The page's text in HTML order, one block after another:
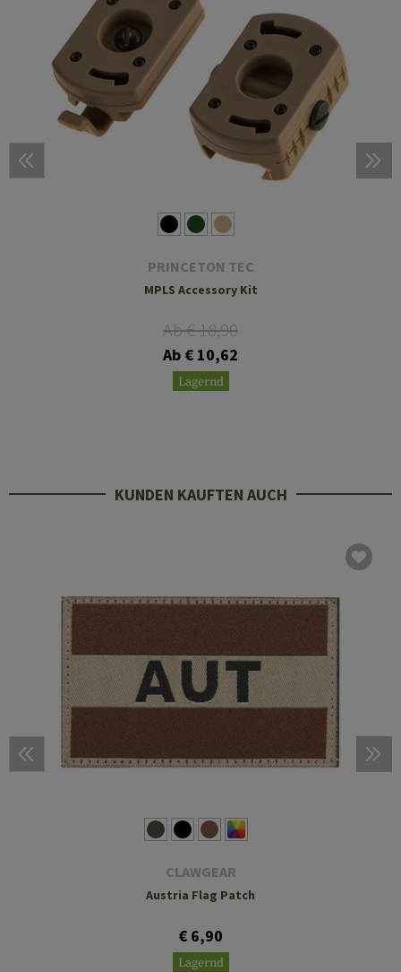
PRINCETON TEC
MPLS Accessory Kit
Ab € 18,90
Ab € 10,62
Lagernd
KUNDEN KAUFTEN AUCH
CLAWGEAR
Austria Flag Patch
€ 6,90
Lagernd